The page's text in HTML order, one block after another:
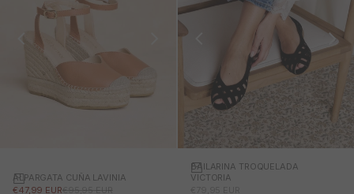
ALPARGATA CUÑA LAVINIA
PRECIO DE OFERTA
€47,99 EURPRECIO NORMAL
€95,95 EUR
BAILARINA TROQUELADA
VICTORIA